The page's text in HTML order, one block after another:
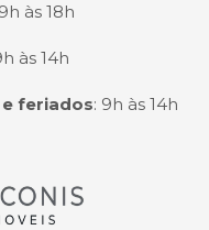
9h às 18h
às 14h
feriados: 9h às 14h